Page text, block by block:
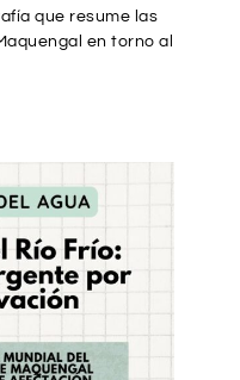
que resume las
en torno al